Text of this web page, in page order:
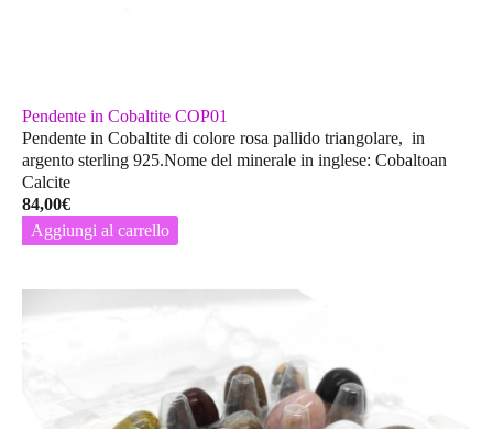
Pendente in Cobaltite COP01
Pendente in Cobaltite di colore rosa pallido triangolare, in
argento sterling 925.Nome del minerale in inglese: Cobaltoan
Calcite
84,00€
Aggiungi al carrello